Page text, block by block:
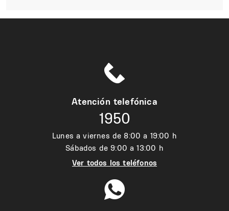
Atención telefónica
1950
Lunes a viernes de 8:00 a 19:00 h
Sábados de 9:00 a 13:00 h
Ver todos los teléfonos